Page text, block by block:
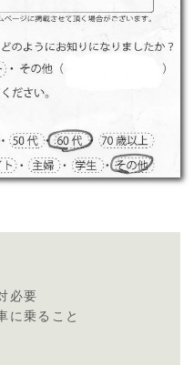
必要
に乗ること